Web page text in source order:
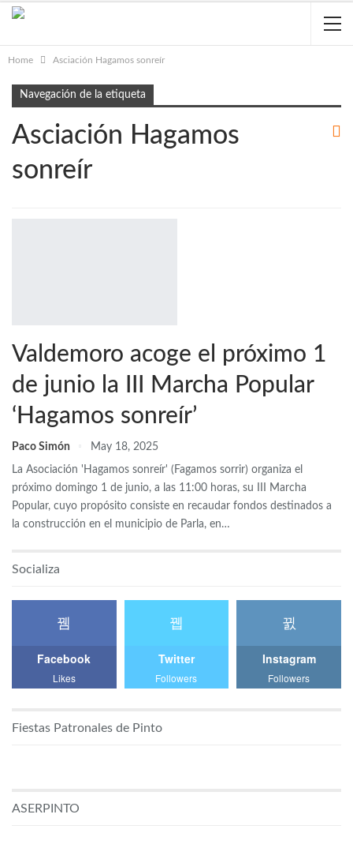
Home Asciación Hagamos sonreír
Navegación de la etiqueta
Asciación Hagamos
sonreír
Valdemoro acoge el próximo 1
de junio la III Marcha Popular
‘Hagamos sonreír’
Paco Simón May 18, 2025
La Asociación 'Hagamos sonreír' (Fagamos sorrir) organiza el
próximo domingo 1 de junio, a las 11:00 horas, su III Marcha
Popular, cuyo propósito consiste en recaudar fondos destinados a
la construcción en el municipio de Parla, en…
Socializa
Facebook
Likes
Twitter
Followers
Instagram
Followers
Fiestas Patronales de Pinto
ASERPINTO